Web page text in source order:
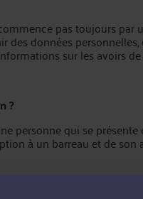
pas toujours par
des données personnelles,
sur les avoirs
?
personne qui se
à un barreau et de son
permettre